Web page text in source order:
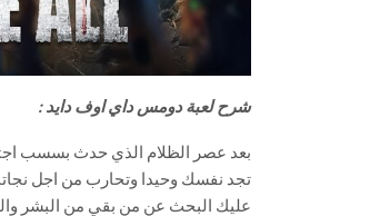
شرح لعبة دومس داي اوف دايد :
بعد عصر الظلام الذي حدث بسسب
تجد نفسك وحيدا وتحارب من اجل
عليك البحث عن من بقي من البشر